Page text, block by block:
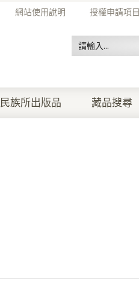
網站使用說明 授權申請項目
民族所出版品 藏品搜尋